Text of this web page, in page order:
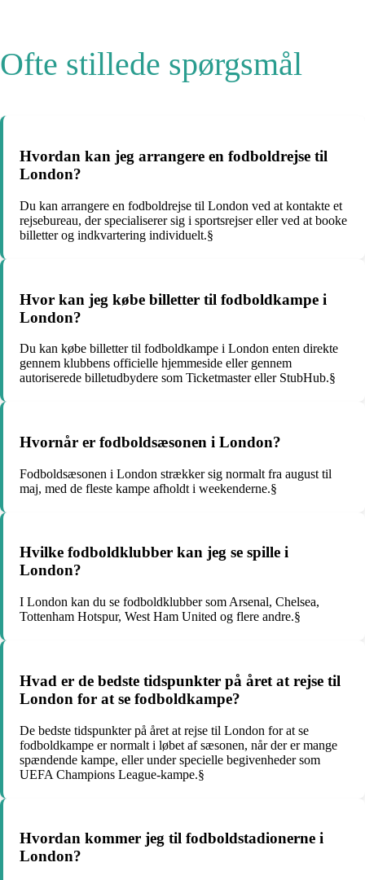
Ofte stillede spørgsmål
Hvordan kan jeg arrangere en fodboldrejse til
London?
Du kan arrangere en fodboldrejse til London ved at kontakte et
rejsebureau, der specialiserer sig i sportsrejser eller ved at booke
billetter og indkvartering individuelt.§
Hvor kan jeg købe billetter til fodboldkampe i
London?
Du kan købe billetter til fodboldkampe i London enten direkte
gennem klubbens officielle hjemmeside eller gennem
autoriserede billetudbydere som Ticketmaster eller StubHub.§
Hvornår er fodboldsæsonen i London?
Fodboldsæsonen i London strækker sig normalt fra august til
maj, med de fleste kampe afholdt i weekenderne.§
Hvilke fodboldklubber kan jeg se spille i
London?
I London kan du se fodboldklubber som Arsenal, Chelsea,
Tottenham Hotspur, West Ham United og flere andre.§
Hvad er de bedste tidspunkter på året at rejse til
London for at se fodboldkampe?
De bedste tidspunkter på året at rejse til London for at se
fodboldkampe er normalt i løbet af sæsonen, når der er mange
spændende kampe, eller under specielle begivenheder som
UEFA Champions League-kampe.§
Hvordan kommer jeg til fodboldstadionerne i
London?